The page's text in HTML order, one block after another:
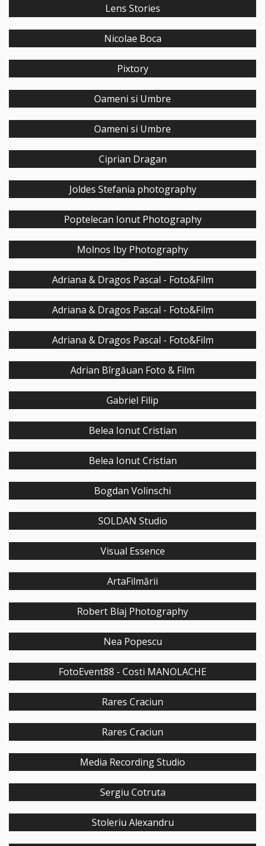
Lens Stories
Nicolae Boca
Pixtory
Oameni si Umbre
Oameni si Umbre
Ciprian Dragan
Joldes Stefania photography
Poptelecan Ionut Photography
Molnos Iby Photography
Adriana & Dragos Pascal - Foto&Film
Adriana & Dragos Pascal - Foto&Film
Adriana & Dragos Pascal - Foto&Film
Adrian Bîrgăuan Foto & Film
Gabriel Filip
Belea Ionut Cristian
Belea Ionut Cristian
Bogdan Volinschi
SOLDAN Studio
Visual Essence
ArtaFilmării
Robert Blaj Photography
Nea Popescu
FotoEvent88 - Costi MANOLACHE
Rares Craciun
Rares Craciun
Media Recording Studio
Sergiu Cotruta
Stoleriu Alexandru